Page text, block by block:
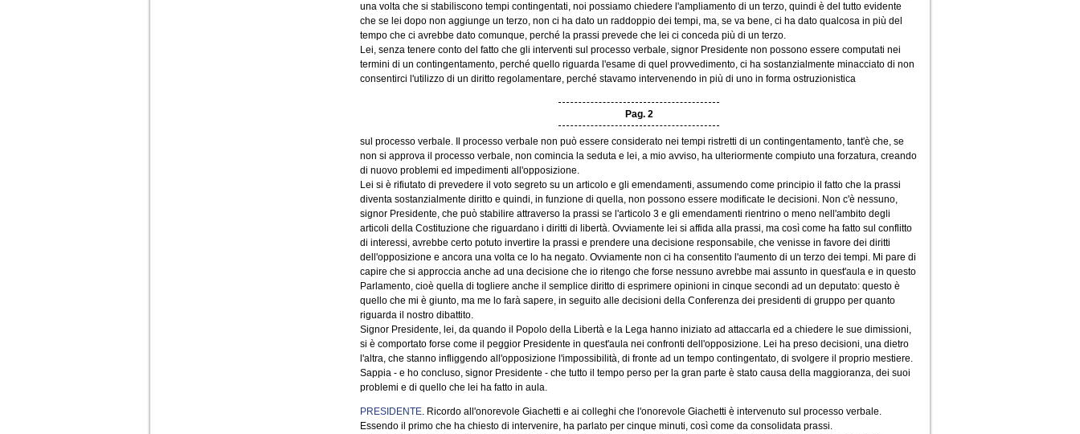
una volta che si stabiliscono tempi contingentati, noi possiamo chiedere l'ampliamento di un terzo, quindi è del tutto evidente
che se lei dopo non aggiunge un terzo, non ci ha dato un raddoppio dei tempi, ma, se va bene, ci ha dato qualcosa in più del
tempo che ci avrebbe dato comunque, perché la prassi prevede che lei ci conceda più di un terzo.
Lei, senza tenere conto del fatto che gli interventi sul processo verbale, signor Presidente non possono essere computati nei
termini di un contingentamento, perché quello riguarda l'esame di quel provvedimento, ci ha sostanzialmente minacciato di non
consentirci l'utilizzo di un diritto regolamentare, perché stavamo intervenendo in più di uno in forma ostruzionistica
Pag. 2
sul processo verbale. Il processo verbale non può essere considerato nei tempi ristretti di un contingentamento, tant'è che, se
non si approva il processo verbale, non comincia la seduta e lei, a mio avviso, ha ulteriormente compiuto una forzatura, creando
di nuovo problemi ed impedimenti all'opposizione.
Lei si è rifiutato di prevedere il voto segreto su un articolo e gli emendamenti, assumendo come principio il fatto che la prassi
diventa sostanzialmente diritto e quindi, in funzione di quella, non possono essere modificate le decisioni. Non c'è nessuno,
signor Presidente, che può stabilire attraverso la prassi se l'articolo 3 e gli emendamenti rientrino o meno nell'ambito degli
articoli della Costituzione che riguardano i diritti di libertà. Ovviamente lei si affida alla prassi, ma così come ha fatto sul conflitto
di interessi, avrebbe certo potuto invertire la prassi e prendere una decisione responsabile, che venisse in favore dei diritti
dell'opposizione e ancora una volta ce lo ha negato. Ovviamente non ci ha consentito l'aumento di un terzo dei tempi. Mi pare di
capire che si approccia anche ad una decisione che io ritengo che forse nessuno avrebbe mai assunto in quest'aula e in questo
Parlamento, cioè quella di togliere anche il semplice diritto di esprimere opinioni in cinque secondi ad un deputato: questo è
quello che mi è giunto, ma me lo farà sapere, in seguito alle decisioni della Conferenza dei presidenti di gruppo per quanto
riguarda il nostro dibattito.
Signor Presidente, lei, da quando il Popolo della Libertà e la Lega hanno iniziato ad attaccarla ed a chiedere le sue dimissioni,
si è comportato forse come il peggior Presidente in quest'aula nei confronti dell'opposizione. Lei ha preso decisioni, una dietro
l'altra, che stanno infliggendo all'opposizione l'impossibilità, di fronte ad un tempo contingentato, di svolgere il proprio mestiere.
Sappia - e ho concluso, signor Presidente - che tutto il tempo perso per la gran parte è stato causa della maggioranza, dei suoi
problemi e di quello che lei ha fatto in aula.
PRESIDENTE. Ricordo all'onorevole Giachetti e ai colleghi che l'onorevole Giachetti è intervenuto sul processo verbale.
Essendo il primo che ha chiesto di intervenire, ha parlato per cinque minuti, così come da consolidata prassi.